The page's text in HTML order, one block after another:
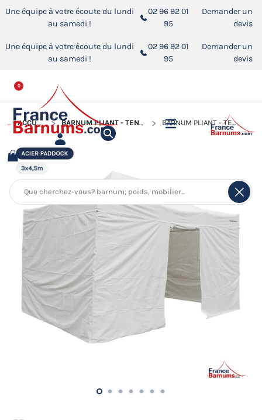
Une équipe à votre écoute du lundi
au samedi !
02 96 92 01
95
Demander un
devis
Une équipe à votre écoute du lundi
au samedi !
02 96 92 01
95
Demander un
devis
0
ACCUEIL BARNUM PLIANT - TENTE ACIER PADDOCK BARNUM PLIANT - TENTE ACIER PADDOCK 3MX4,5M BLANC AVEC PORTE - PACK 4 CLOISONS